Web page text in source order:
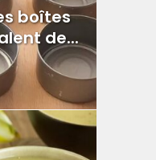
boîtes
de...